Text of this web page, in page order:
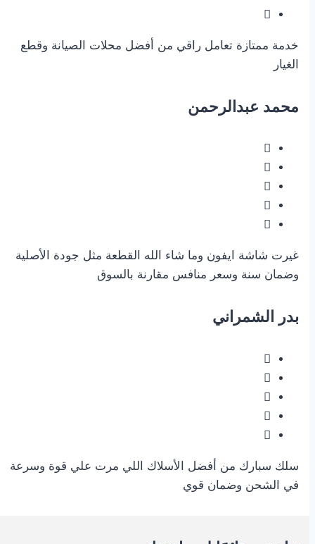
خدمة ممتازة تعامل راقي من أفضل محلات الصيانة وقطع
الغيار
محمد عبدالرحمن
غيرت شاشة ايفون وما شاء الله القطعة مثل جودة الأصلية
وضمان سنة وسعر منافس مقارنة بالسوق
بدر الشمراني
سلك سبارك من أفضل الأسلاك اللي مرت علي قوة وسرعة
في الشحن وضمان قوي